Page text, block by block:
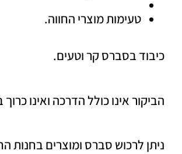
טעימות מוצרי החווה.
בסברס קר וטעים.
אינו כולל הדרכה ואינו כרוך
לרכוש סברס ומוצרים בחנות החווה.